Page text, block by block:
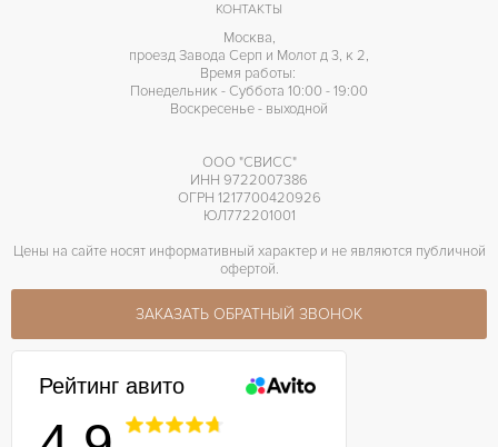
КОНТАКТЫ
Москва,
проезд Завода Серп и Молот д 3, к 2,
Время работы:
Понедельник - Суббота 10:00 - 19:00
Воскресенье - выходной
ООО "СВИСС"
ИНН 9722007386
ОГРН 1217700420926
ЮЛ772201001
Цены на сайте носят информативный характер и не являются публичной
офертой.
ЗАКАЗАТЬ ОБРАТНЫЙ ЗВОНОК
Рейтинг авито